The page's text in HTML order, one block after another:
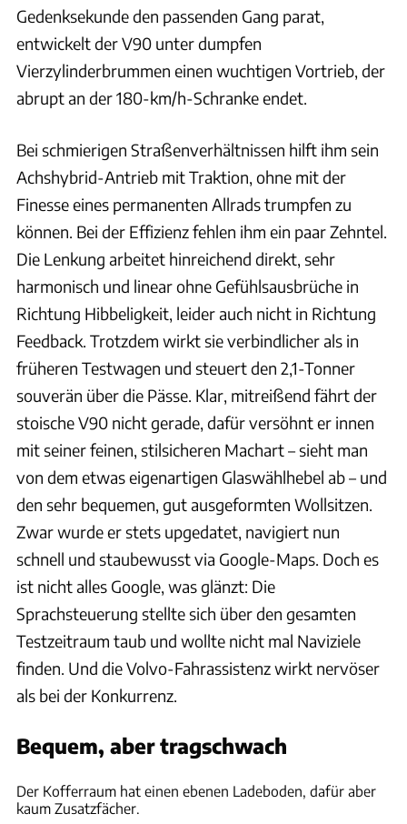
Gedenksekunde den passenden Gang parat,
entwickelt der V90 unter dumpfen
Vierzylinderbrummen einen wuchtigen Vortrieb, der
abrupt an der 180-km/h-Schranke endet.
Bei schmierigen Straßenverhältnissen hilft ihm sein
Achshybrid-Antrieb mit Traktion, ohne mit der
Finesse eines permanenten Allrads trumpfen zu
können. Bei der Effizienz fehlen ihm ein paar Zehntel.
Die Lenkung arbeitet hinreichend direkt, sehr
harmonisch und linear ohne Gefühlsausbrüche in
Richtung Hibbeligkeit, leider auch nicht in Richtung
Feedback. Trotzdem wirkt sie verbindlicher als in
früheren Testwagen und steuert den 2,1-Tonner
souverän über die Pässe. Klar, mitreißend fährt der
stoische V90 nicht gerade, dafür versöhnt er innen
mit seiner feinen, stilsicheren Machart – sieht man
von dem etwas eigenartigen Glaswählhebel ab – und
den sehr bequemen, gut ausgeformten Wollsitzen.
Zwar wurde er stets upgedatet, navigiert nun
schnell und staubewusst via Google-Maps. Doch es
ist nicht alles Google, was glänzt: Die
Sprachsteuerung stellte sich über den gesamten
Testzeitraum taub und wollte nicht mal Naviziele
finden. Und die Volvo-Fahrassistenz wirkt nervöser
als bei der Konkurrenz.
Bequem, aber tragschwach
Der Kofferraum hat einen ebenen Ladeboden, dafür aber
kaum Zusatzfächer.